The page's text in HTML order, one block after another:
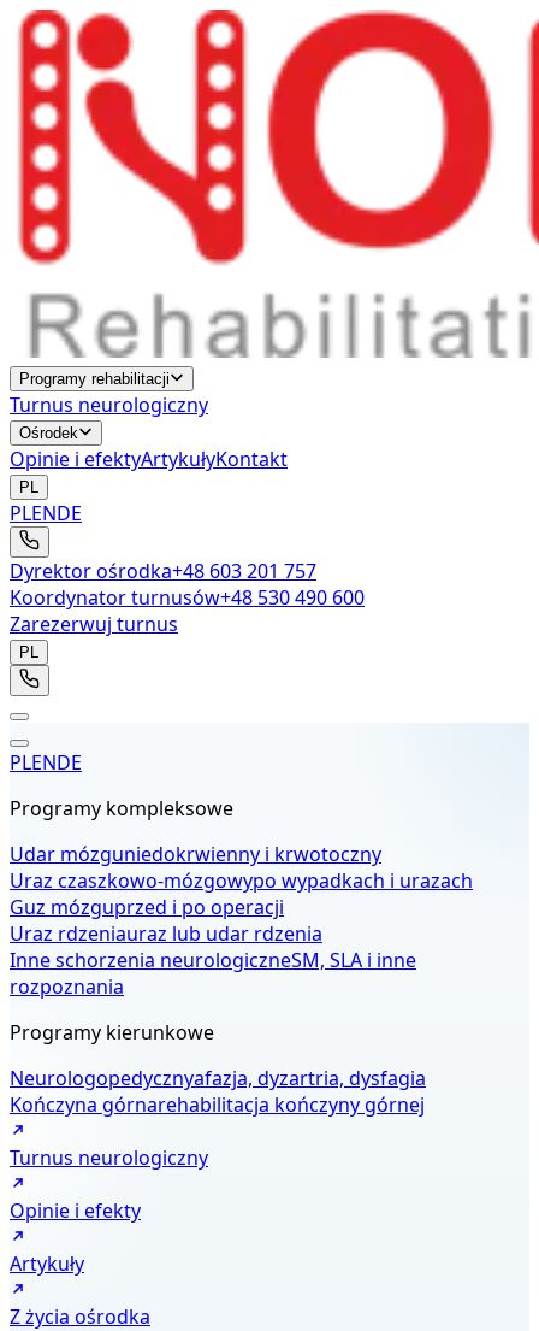
Programy rehabilitacji
Turnus neurologiczny
Ośrodek
Opinie i efektyArtykułyKontakt
PL
PLENDE
Dyrektor ośrodka+48 603 201 757
Koordynator turnusów+48 530 490 600
Zarezerwuj turnus
PL
PLENDE
Programy kompleksowe
Udar mózguniedokrwienny i krwotoczny
Uraz czaszkowo-mózgowypo wypadkach i urazach
Guz mózguprzed i po operacji
Uraz rdzeniauraz lub udar rdzenia
Inne schorzenia neurologiczneSM, SLA i inne
rozpoznania
Programy kierunkowe
Neurologopedycznyafazja, dyzartria, dysfagia
Kończyna górnarehabilitacja kończyny górnej
Turnus neurologiczny
Opinie i efekty
Artykuły
Z życia ośrodka